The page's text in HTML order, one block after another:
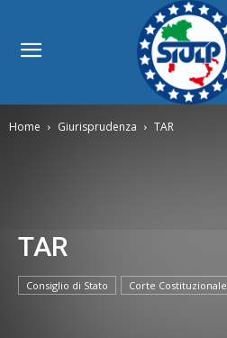
Home Giurisprudenza TAR
TAR
Consiglio di Stato Corte Costituzionale